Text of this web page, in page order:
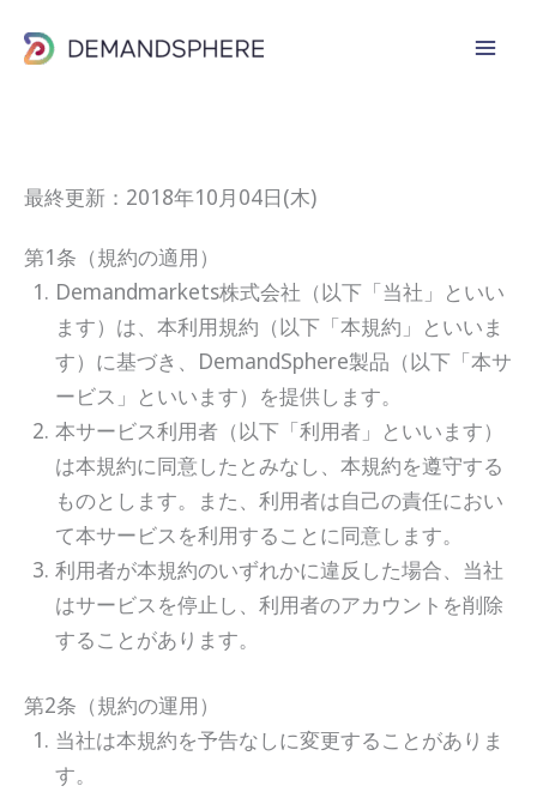
最終更新：2018年10月04日(木)
第1条（規約の適用）
Demandmarkets株式会社（以下「当社」といい
ます）は、本利用規約（以下「本規約」といいま
す）に基づき、DemandSphere製品（以下「本サ
ービス」といいます）を提供します。
本サービス利用者（以下「利用者」といいます）
は本規約に同意したとみなし、本規約を遵守する
ものとします。また、利用者は自己の責任におい
て本サービスを利用することに同意します。
利用者が本規約のいずれかに違反した場合、当社
はサービスを停止し、利用者のアカウントを削除
することがあります。
第2条（規約の運用）
当社は本規約を予告なしに変更することがありま
す。